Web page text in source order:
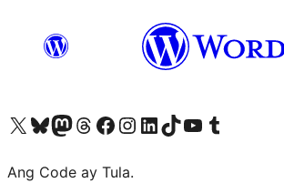
Visit our X (formerly Twitter) account
Bisitahin ang aming Bluesky account
Visit our Mastodon account
Bisitahin ang aming Threads account
Visit our Facebook page
Visit our Instagram account
Visit our LinkedIn account
Bisitahin ang aming TikTok account
Visit our YouTube channel
Bisitahin ang aming Tumblr account
Ang Code ay Tula.